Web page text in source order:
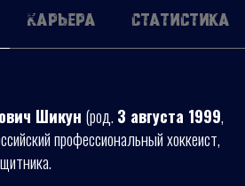
Карьера Статистика
Шикун (род. 3 августа 1999,
профессиональный хоккеист,